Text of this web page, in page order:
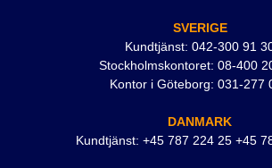
SVERIGE
Kundtjänst: 042-300 91
Stockholmskontoret: 08-400
Kontor i Göteborg: 031-277
DANMARK
Kundtjänst: +45 787 224 25 +45